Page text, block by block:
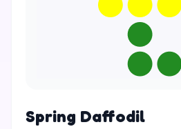
Spring Daffodil